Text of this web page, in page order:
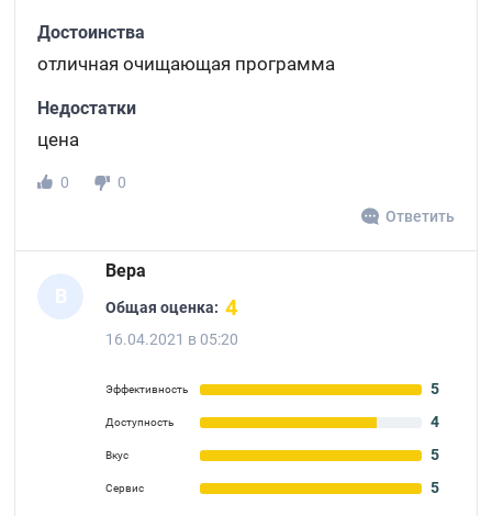
Достоинства
отличная очищающая программа
Недостатки
цена
0
0
Ответить
В
Вера
Общая оценка: 4
16.04.2021 в 05:20
Эффективность 5
Доступность 4
Вкус 5
Сервис 5